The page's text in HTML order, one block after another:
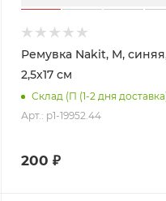
Ремувка Nakit, M,
2,5х17 см
Склад (П (1-2 дня
Арт.: p1-19952.44
200 ₽